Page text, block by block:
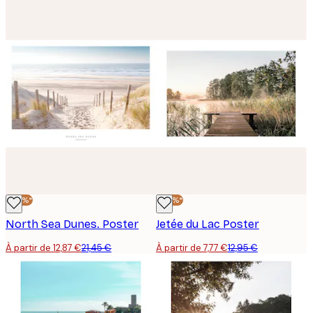
-40%*
North Sea Dunes. Poster
À partir de 12,87 €21,45 €
-40%*
Jetée du Lac Poster
À partir de 7,77 €12,95 €